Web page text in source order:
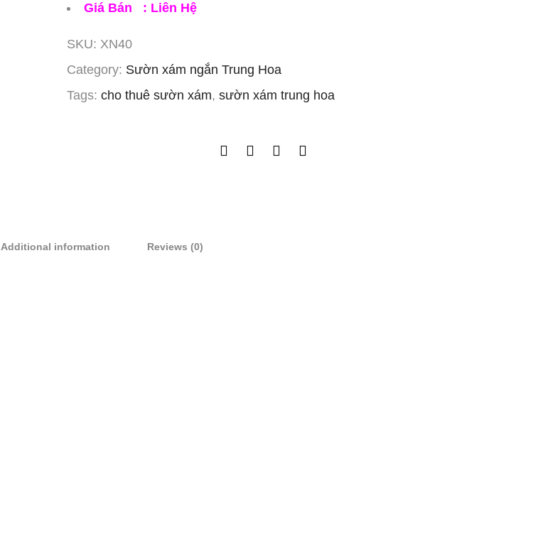
Giá Bán : Liên Hệ
SKU: XN40
Category: Sườn xám ngắn Trung Hoa
Tags: cho thuê sườn xám, sườn xám trung hoa
Additional information Reviews (0)